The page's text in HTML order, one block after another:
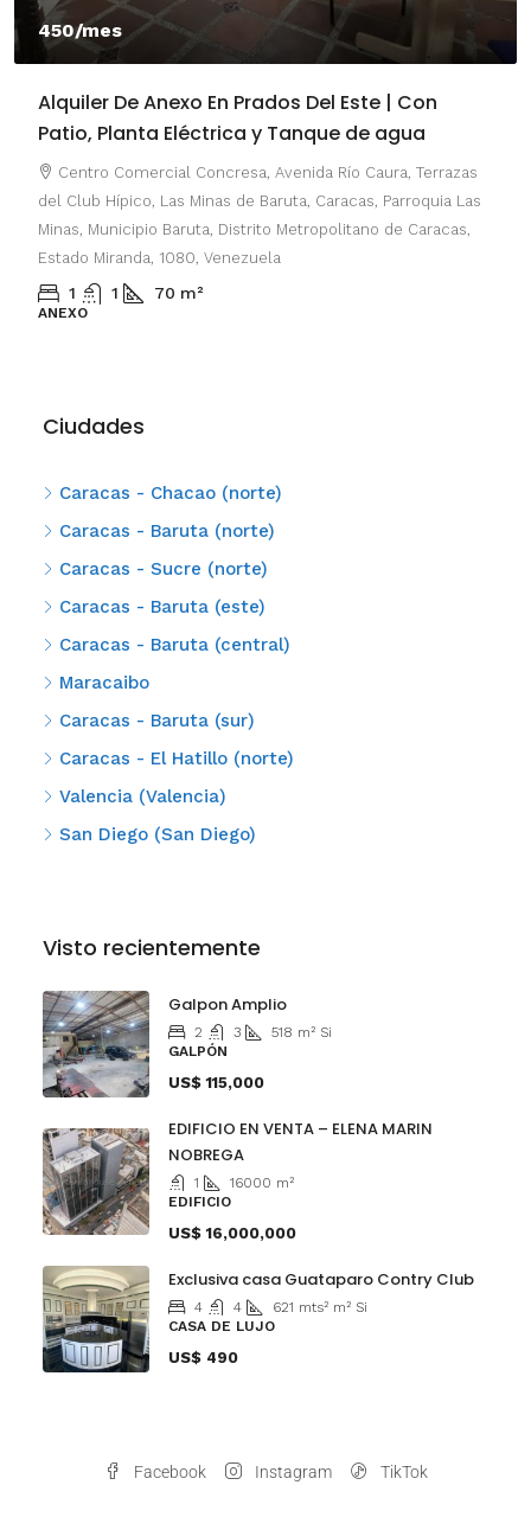
450/mes
Alquiler De Anexo En Prados Del Este | Con
Patio, Planta Eléctrica y Tanque de agua
Centro Comercial Concresa, Avenida Río Caura, Terrazas
del Club Hípico, Las Minas de Baruta, Caracas, Parroquia Las
Minas, Municipio Baruta, Distrito Metropolitano de Caracas,
Estado Miranda, 1080, Venezuela
1 1 70 m²
ANEXO
Ciudades
Caracas - Chacao (norte)
Caracas - Baruta (norte)
Caracas - Sucre (norte)
Caracas - Baruta (este)
Caracas - Baruta (central)
Maracaibo
Caracas - Baruta (sur)
Caracas - El Hatillo (norte)
Valencia (Valencia)
San Diego (San Diego)
Visto recientemente
Galpon Amplio
2 3 518 m² Si
GALPÓN
US$ 115,000
EDIFICIO EN VENTA – ELENA MARIN
NOBREGA
1 16000 m²
EDIFICIO
US$ 16,000,000
Exclusiva casa Guataparo Contry Club
4 4 621 mts² m² Si
CASA DE LUJO
US$ 490
Facebook Instagram TikTok